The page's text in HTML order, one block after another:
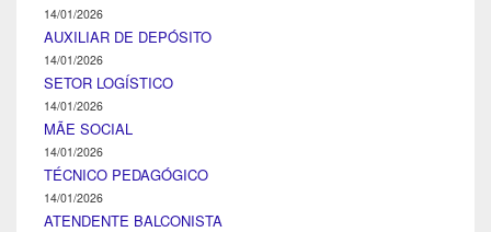
14/01/2026
AUXILIAR DE DEPÓSITO
14/01/2026
SETOR LOGÍSTICO
14/01/2026
MÃE SOCIAL
14/01/2026
TÉCNICO PEDAGÓGICO
14/01/2026
ATENDENTE BALCONISTA